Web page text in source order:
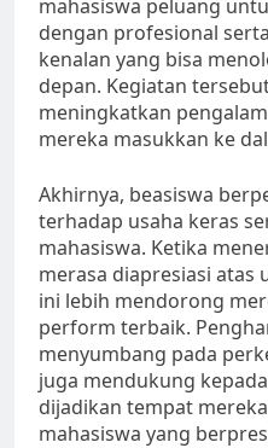
mahasiswa peluang
dengan profesional
kenalan yang bisa
depan. Kegiatan
meningkatkan
mereka masukkan ke
Akhirnya, beasiswa
terhadap usaha keras
mahasiswa. Ketika
merasa diapresiasi atas
ini lebih mendorong
perform terbaik.
menyumbang pada
juga mendukung
dijadikan tempat
mahasiswa yang